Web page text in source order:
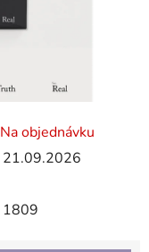
Na objednávku
21.09.2026
1809